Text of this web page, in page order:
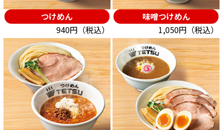
つけめん
940円（税込）
味噌つけめん
1,050円（税込）